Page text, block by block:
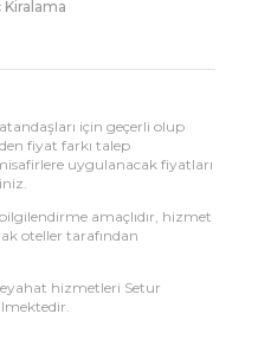
Kiralama
için geçerli olup
fiyat farkı talep
uygulanacak fiyatları
amaçlıdır, hizmet
oteller tarafından
hizmetleri Setur